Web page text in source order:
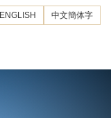
ENGLISH 中文簡体字